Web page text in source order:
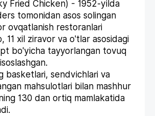
Fried Chicken) - 1952-yilda
tomonidan asos solingan
ovqatlanish restoranlari
11 xil ziravor va o'tlar asosidagi
bo'yicha tayyorlangan tovuq
basketlari, sendvichlari va
mahsulotlari bilan mashhur
130 dan ortiq mamlakatida